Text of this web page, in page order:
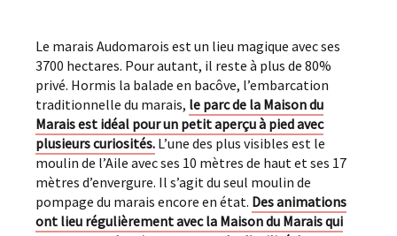
Le marais Audomarois est un lieu magique avec ses
3700 hectares. Pour autant, il reste à plus de 80%
privé. Hormis la balade en bacôve, l’embarcation
traditionnelle du marais, le parc de la Maison du
Marais est idéal pour un petit aperçu à pied avec
plusieurs curiosités. L’une des plus visibles est le
moulin de l’Aile avec ses 10 mètres de haut et ses 17
mètres d’envergure. Il s’agit du seul moulin de
pompage du marais encore en état. Des animations
ont lieu régulièrement avec la Maison du Marais qui